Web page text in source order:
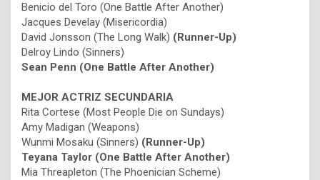
Benicio del Toro (One Battle After Another)
Jacques Develay (Misericordia)
David Jonsson (The Long Walk) (Runner-Up)
Delroy Lindo (Sinners)
Sean Penn (One Battle After Another)
MEJOR ACTRIZ SECUNDARIA
Rita Cortese (Most People Die on Sundays)
Amy Madigan (Weapons)
Wunmi Mosaku (Sinners) (Runner-Up)
Teyana Taylor (One Battle After Another)
Mia Threapleton (The Phoenician Scheme)